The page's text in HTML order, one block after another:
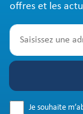
offres et les
Je souhaite